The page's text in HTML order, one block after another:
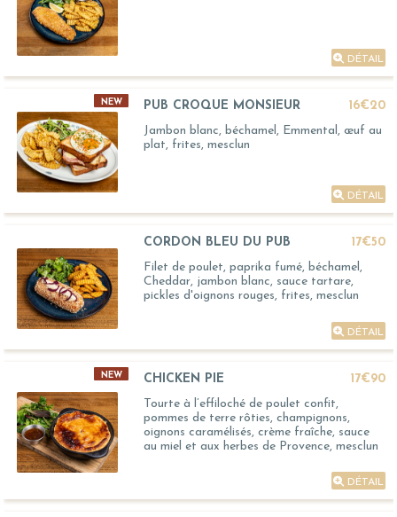
DÉTAIL
NEW PUB CROQUE MONSIEUR
16€20
Jambon blanc, béchamel, Emmental, œuf au
plat, frites, mesclun
DÉTAIL
CORDON BLEU DU PUB
17€50
Filet de poulet, paprika fumé, béchamel,
Cheddar, jambon blanc, sauce tartare,
pickles d'oignons rouges, frites, mesclun
DÉTAIL
NEW CHICKEN PIE
17€90
Tourte à l’effiloché de poulet confit,
pommes de terre rôties, champignons,
oignons caramélisés, crème fraîche, sauce
au miel et aux herbes de Provence, mesclun
DÉTAIL